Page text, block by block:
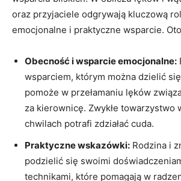
oraz przyjaciele odgrywają kluczową
emocjonalne⁢ i praktyczne wsparcie.
Obecność i⁤ wsparcie emocjonalne:
wsparciem,‌ którym można dzielić
pomoże w przełamaniu lęków
⁤za‍ kierownicę. Zwykłe towarzystwo
chwilach potrafi zdziałać ​cuda.
Praktyczne wskazówki: Rodzina i
podzielić się ⁣swoimi
technikami, które pomagają w